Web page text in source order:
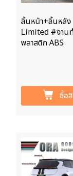
ลิ้นหน้า+ลิ้นหลัง
Limited #งานท
พลาสติก ABS
ซื้อ